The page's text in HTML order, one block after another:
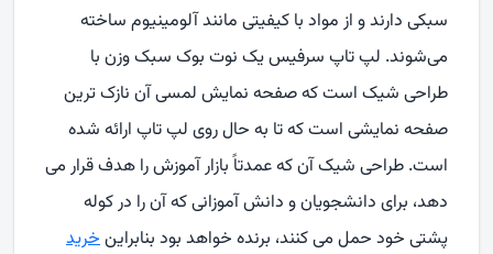
سبکی دارند و از مواد با کیفیتی مانند آلومینیوم ساخته
می‌شوند. لپ تاپ سرفیس یک نوت بوک سبک وزن با
طراحی شیک است که صفحه نمایش لمسی آن نازک ترین
صفحه نمایشی است که تا به حال روی لپ تاپ ارائه شده
است. طراحی شیک آن که عمدتاً بازار آموزش را هدف قرار می
دهد، برای دانشجویان و دانش آموزانی که آن را در کوله
پشتی خود حمل می کنند، برنده خواهد بود بنابراینخرید